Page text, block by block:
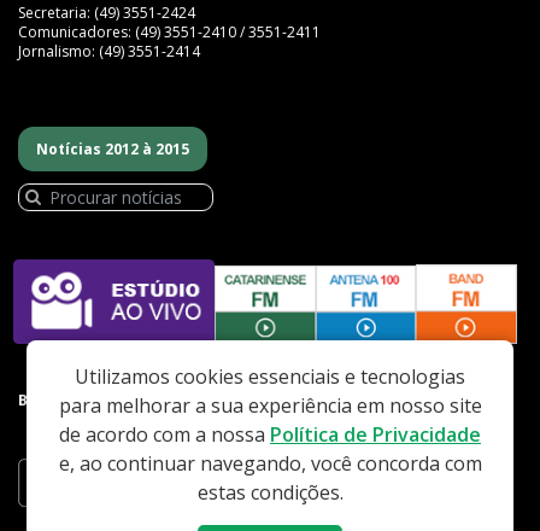
Secretaria: (49) 3551-2424
Comunicadores: (49) 3551-2410 / 3551-2411
Jornalismo: (49) 3551-2414
Notícias 2012 à 2015
BAIXE NOSSO APP
Utilizamos cookies essenciais e tecnologias
para melhorar a sua experiência em nosso site
de acordo com a nossa Política de Privacidade
e, ao continuar navegando, você concorda com
estas condições.